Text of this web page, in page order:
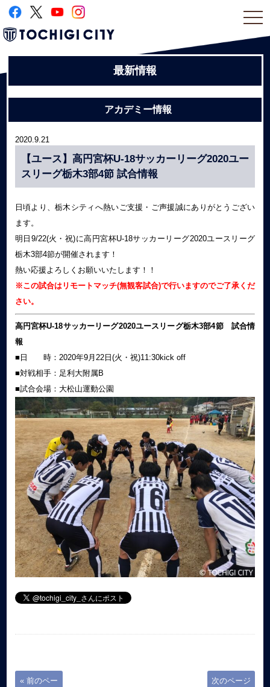
最新情報
アカデミー情報
2020.9.21
【ユース】高円宮杯U-18サッカーリーグ2020ユー
スリーグ栃木3部4節 試合情報
日頃より、栃木シティへ熱いご支援・ご声援誠にありがとうござい
ます。
明日9/22(火・祝)に高円宮杯U-18サッカーリーグ2020ユースリーグ
栃木3部4節が開催されます！
熱い応援よろしくお願いいたします！！
※この試合はリモートマッチ(無観客試合)で行いますのでご了承くだ
さい。
高円宮杯U-18サッカーリーグ2020ユースリーグ栃木3部4節 試合情
報
■日 時：2020年9月22日(火・祝)11:30kick off
■対戦相手：足利大附属B
■試合会場：大松山運動公園
« 前のペー
次のページ